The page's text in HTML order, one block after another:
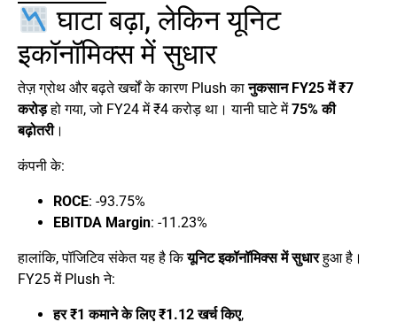
घाटा बढ़ा, लेकिन यूनिट
इकॉनॉमिक्स में सुधार
तेज़ ग्रोथ और बढ़ते खर्चों के कारण Plush कानुकसान FY25 में ₹7
करोड़हो गया, जो FY24 में ₹4 करोड़ था। यानी घाटे में75% की
बढ़ोतरी।
कंपनी के:
ROCE: -93.75%
EBITDA Margin: -11.23%
हालांकि, पॉजिटिव संकेत यह है कियूनिट इकॉनॉमिक्स में सुधारहुआ है।
FY25 में Plush ने:
हर ₹1 कमाने के लिए ₹1.12 खर्च किए,